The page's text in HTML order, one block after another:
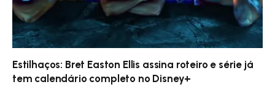
Estilhaços: Bret Easton Ellis assina roteiro e série já
tem calendário completo no Disney+